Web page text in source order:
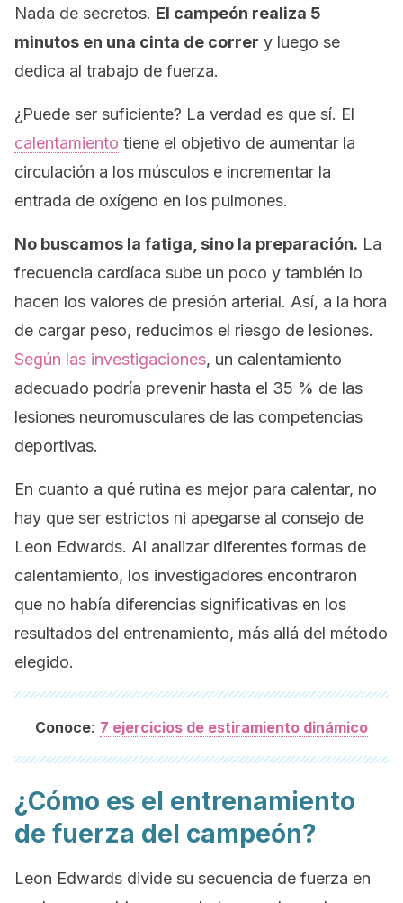
Nada de secretos. El campeón realiza 5
minutos en una cinta de correr y luego se
dedica al trabajo de fuerza.
¿Puede ser suficiente? La verdad es que sí. El
calentamiento tiene el objetivo de aumentar la
circulación a los músculos e incrementar la
entrada de oxígeno en los pulmones.
No buscamos la fatiga, sino la preparación. La
frecuencia cardíaca sube un poco y también lo
hacen los valores de presión arterial. Así, a la hora
de cargar peso, reducimos el riesgo de lesiones.
Según las investigaciones, un calentamiento
adecuado podría prevenir hasta el 35 % de las
lesiones neuromusculares de las competencias
deportivas.
En cuanto a qué rutina es mejor para calentar, no
hay que ser estrictos ni apegarse al consejo de
Leon Edwards. Al analizar diferentes formas de
calentamiento, los investigadores encontraron
que no había diferencias significativas en los
resultados del entrenamiento, más allá del método
elegido.
Conoce: 7 ejercicios de estiramiento dinámico
¿Cómo es el entrenamiento
de fuerza del campeón?
Leon Edwards divide su secuencia de fuerza en